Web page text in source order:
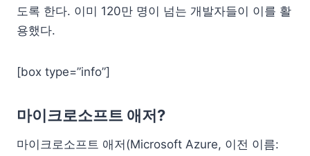
도록 한다. 이미 120만 명이 넘는 개발자들이 이를 활
용했다.
[box type=”info”]
마이크로소프트 애저?
마이크로소프트 애저(Microsoft Azure, 이전 이름: